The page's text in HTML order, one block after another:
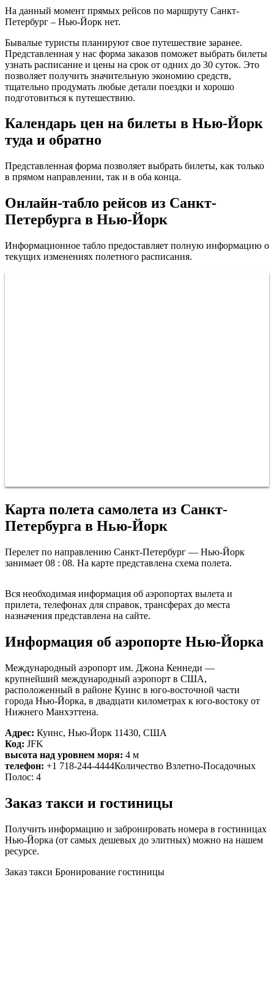
На данный момент прямых рейсов по маршруту Санкт-
Петербург – Нью-Йорк нет.
Бывалые туристы планируют свое путешествие заранее.
Представленная у нас форма заказов поможет выбрать билеты
узнать расписание и цены на срок от одних до 30 суток. Это
позволяет получить значительную экономию средств,
тщательно продумать любые детали поездки и хорошо
подготовиться к путешествию.
Календарь цен на билеты в Нью-Йорк
туда и обратно
Представленная форма позволяет выбрать билеты, как только
в прямом направлении, так и в оба конца.
Онлайн-табло рейсов из Санкт-
Петербурга в Нью-Йорк
Информационное табло предоставляет полную информацию о
текущих изменениях полетного расписания.
Карта полета самолета из Санкт-
Петербурга в Нью-Йорк
Перелет по направлению Санкт-Петербург — Нью-Йорк
занимает 08 : 08. На карте представлена схема полета.
Санкт-Петербург
Вся необходимая информация об аэропортах вылета и
прилета, телефонах для справок, трансферах до места
назначения представлена на сайте.
Информация об аэропорте Нью-Йорка
Международный аэропорт им. Джона Кеннеди —
крупнейший международный аэропорт в США,
расположенный в районе Куинс в юго-восточной части
города Нью-Йорка, в двадцати километрах к юго-востоку от
Нижнего Манхэттена.
Адрес: Куинс, Нью-Йорк 11430, США
Код: JFK
высота над уровнем моря: 4 м
телефон: +1 718-244-4444Количество Взлетно-Посадочных
Полос: 4
Заказ такси и гостиницы
Получить информацию и забронировать номера в гостиницах
Нью-Йорка (от самых дешевых до элитных) можно на нашем
ресурсе.
Заказ такси Бронирование гостиницы